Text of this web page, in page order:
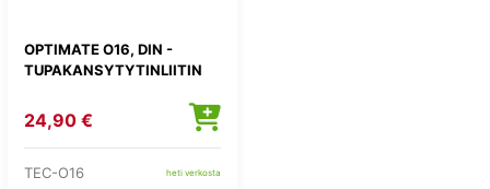
OPTIMATE O16, DIN -
TUPAKANSYTYTINLIITIN
24,90 €
TEC-O16 heti verkosta